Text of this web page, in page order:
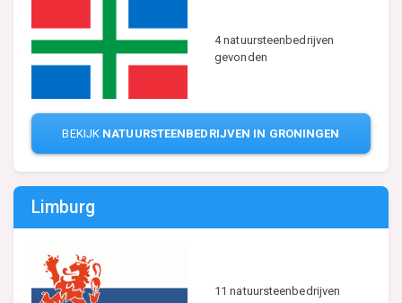
4 natuursteenbedrijven
gevonden
BEKIJK NATUURSTEENBEDRIJVEN IN GRONINGEN
Limburg
11 natuursteenbedrijven